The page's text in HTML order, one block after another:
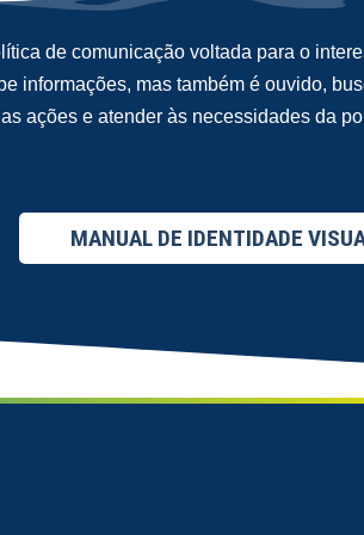
de comunicação voltada para o
informações, mas também é ouvido,
ações e atender às necessidades da
MANUAL DE IDENTIDADE